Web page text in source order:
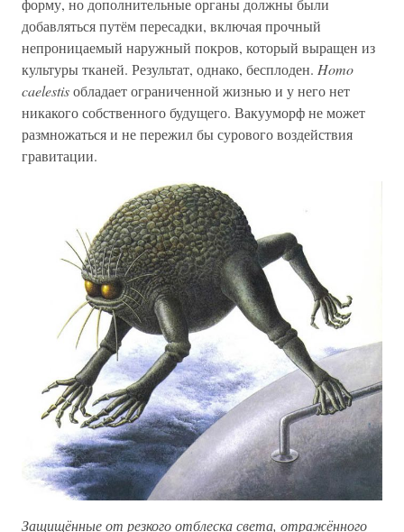
форму, но дополнительные органы должны были
добавляться путём пересадки, включая прочный
непроницаемый наружный покров, который выращен из
культуры тканей. Результат, однако, бесплоден. Homo
caelestisобладает ограниченной жизнью и у него нет
никакого собственного будущего. Вакууморф не может
размножаться и не пережил бы сурового воздействия
гравитации.
Защищённые от резкого отблеска света, отражённого